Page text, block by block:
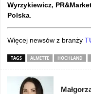
Wyrzykiewicz,
Polska
Więcej newsów z branży
TAGS ALMETTE HOCHLAND